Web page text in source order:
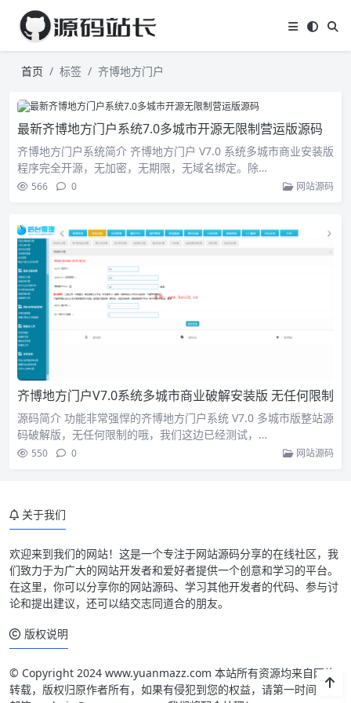
首页 标签 齐博地方门户
最新齐博地方门户系统7.0多城市开源无限制营运版源码
齐博地方门户系统简介 齐博地方门户 V7.0 系统多城市商业安装版
程序完全开源，无加密，无期限，无域名绑定。除…
566 0 网站源码
齐博地方门户V7.0系统多城市商业破解安装版 无任何限制
源码简介 功能非常强悍的齐博地方门户系统 V7.0 多城市版整站源
码破解版，无任何限制的哦，我们这边已经测试，…
550 0 网站源码
关于我们
欢迎来到我们的网站！这是一个专注于网站源码分享的在线社区，我
们致力于为广大的网站开发者和爱好者提供一个创意和学习的平台。
在这里，你可以分享你的网站源码、学习其他开发者的代码、参与讨
论和提出建议，还可以结交志同道合的朋友。
版权说明
© Copyright 2024 www.yuanmazz.com 本站所有资源均来自网络
转载，版权归原作者所有，如果有侵犯到您的权益，请第一时间联系